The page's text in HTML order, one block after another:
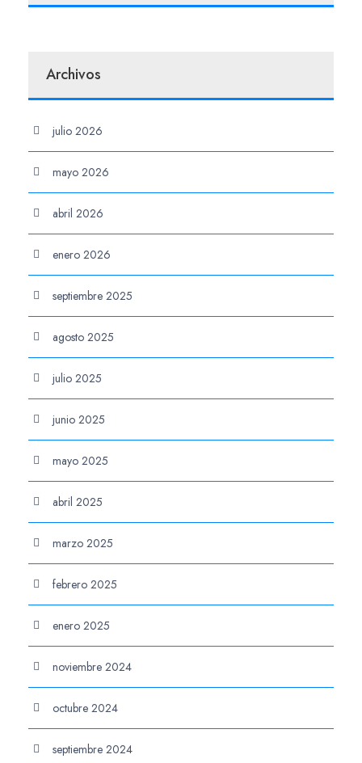
Archivos
julio 2026
mayo 2026
abril 2026
enero 2026
septiembre 2025
agosto 2025
julio 2025
junio 2025
mayo 2025
abril 2025
marzo 2025
febrero 2025
enero 2025
noviembre 2024
octubre 2024
septiembre 2024